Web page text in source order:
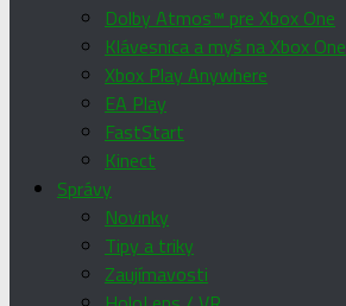
Dolby Atmos™ pre Xbox One
Klávesnica a myš na Xbox One
Xbox Play Anywhere
EA Play
FastStart
Kinect
Správy
Novinky
Tipy a triky
Zaujímavosti